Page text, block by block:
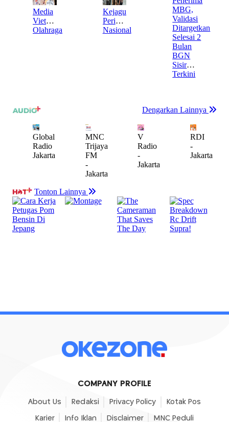
COMPANY PROFILE
About Us Redaksi Privacy Policy Kotak Pos
Karier Info Iklan Disclaimer MNC Peduli